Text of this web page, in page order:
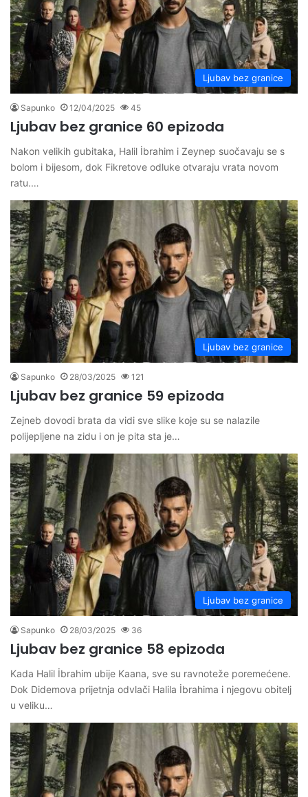
Ljubav bez granice
Sapunko 12/04/2025 45
Ljubav bez granice 60 epizoda
Nakon velikih gubitaka, Halil İbrahim i Zeynep suočavaju se s
bolom i bijesom, dok Fikretove odluke otvaraju vrata novom
ratu.…
Ljubav bez granice
Sapunko 28/03/2025 121
Ljubav bez granice 59 epizoda
Zejneb dovodi brata da vidi sve slike koje su se nalazile
polijepljene na zidu i on je pita sta je…
Ljubav bez granice
Sapunko 28/03/2025 36
Ljubav bez granice 58 epizoda
Kada Halil İbrahim ubije Kaana, sve su ravnoteže poremećene.
Dok Didemova prijetnja odvlači Halila İbrahima i njegovu obitelj
u veliku…